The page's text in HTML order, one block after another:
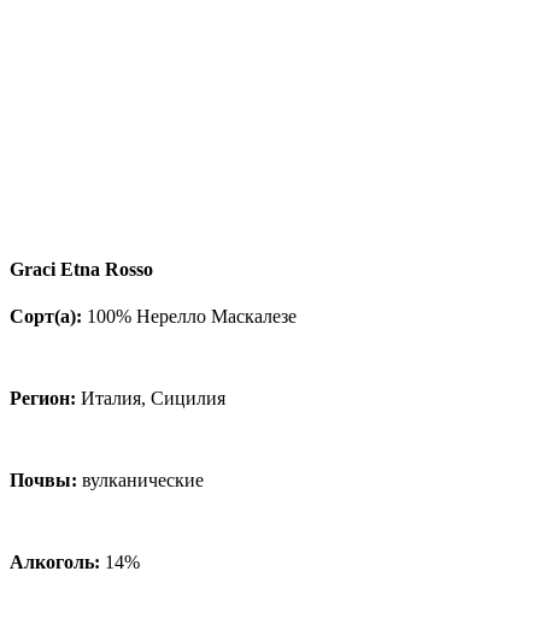
Graci Etna Rosso
Сорт(а): 100% Нерелло Маскалезе
Регион: Италия, Сицилия
Почвы: вулканические
Алкоголь: 14%